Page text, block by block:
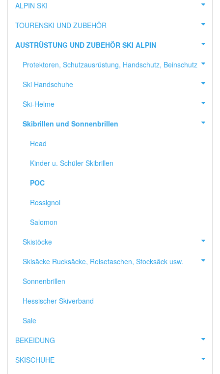
ALPIN SKI
TOURENSKI UND ZUBEHÖR
AUSTRÜSTUNG UND ZUBEHÖR SKI ALPIN
Protektoren, Schutzausrüstung, Handschutz, Beinschutz
Ski Handschuhe
Ski-Helme
Skibrillen und Sonnenbrillen
Head
Kinder u. Schüler Skibrillen
POC
Rossignol
Salomon
Skistöcke
Skisäcke Rucksäcke, Reisetaschen, Stocksäck usw.
Sonnenbrillen
Hessischer Skiverband
Sale
BEKEIDUNG
SKISCHUHE